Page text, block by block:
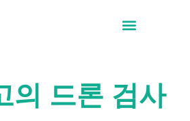
의 드론 검사